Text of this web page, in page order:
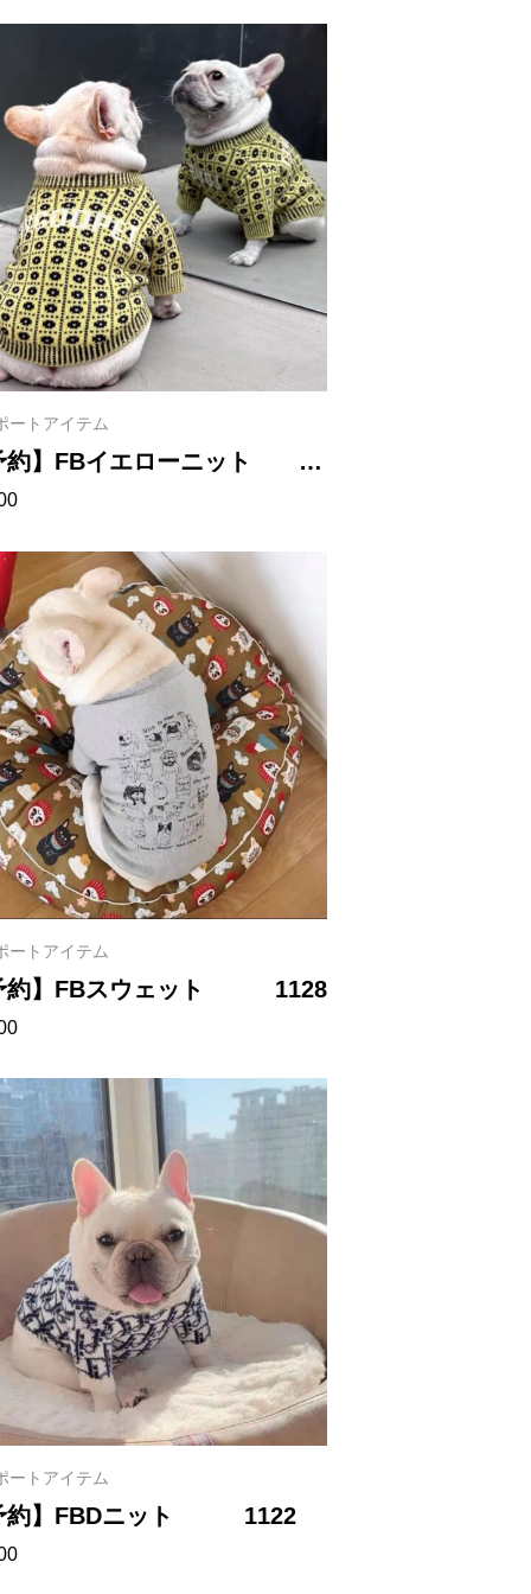
ートアイテム
約】FBイエローニット
ートアイテム
約】FBスウェット 1128
ートアイテム
約】FBDニット 1122